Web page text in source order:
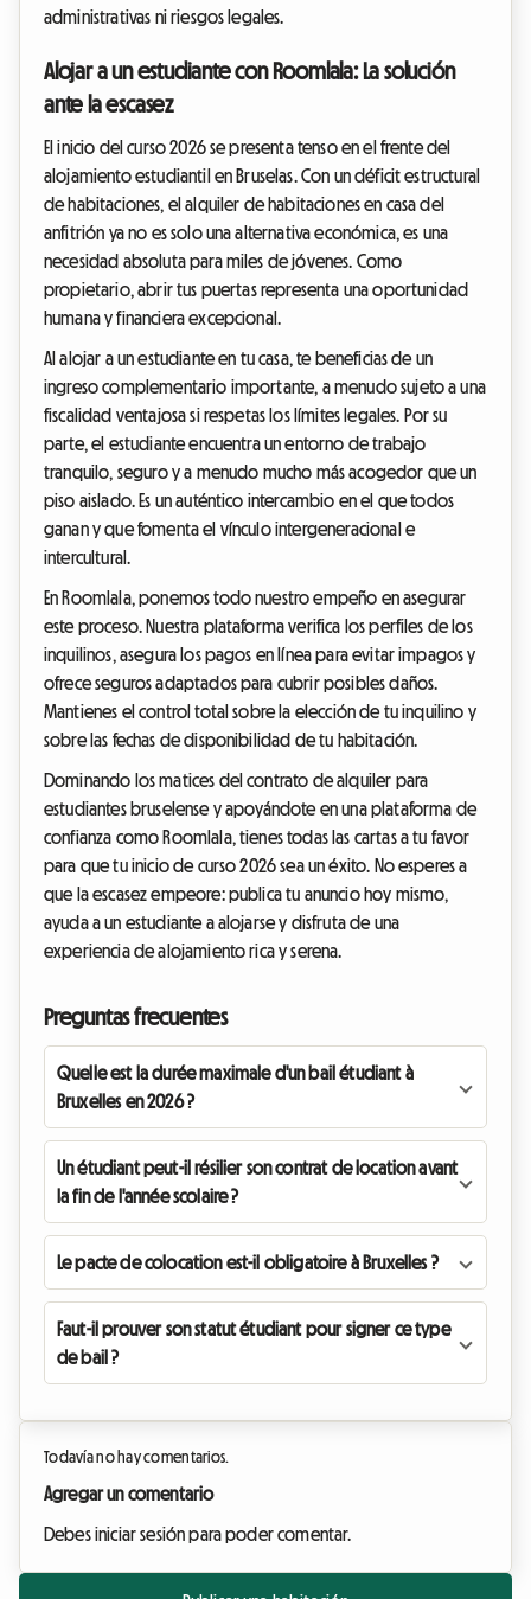
administrativas ni riesgos legales.
Alojar a un estudiante con Roomlala: La solución
ante la escasez
El inicio del curso 2026 se presenta tenso en el frente del
alojamiento estudiantil en Bruselas. Con un déficit estructural
de habitaciones, el alquiler de habitaciones en casa del
anfitrión ya no es solo una alternativa económica, es una
necesidad absoluta para miles de jóvenes. Como
propietario, abrir tus puertas representa una oportunidad
humana y financiera excepcional.
Al alojar a un estudiante en tu casa, te beneficias de un
ingreso complementario importante, a menudo sujeto a una
fiscalidad ventajosa si respetas los límites legales. Por su
parte, el estudiante encuentra un entorno de trabajo
tranquilo, seguro y a menudo mucho más acogedor que un
piso aislado. Es un auténtico intercambio en el que todos
ganan y que fomenta el vínculo intergeneracional e
intercultural.
En Roomlala, ponemos todo nuestro empeño en asegurar
este proceso. Nuestra plataforma verifica los perfiles de los
inquilinos, asegura los pagos en línea para evitar impagos y
ofrece seguros adaptados para cubrir posibles daños.
Mantienes el control total sobre la elección de tu inquilino y
sobre las fechas de disponibilidad de tu habitación.
Dominando los matices del contrato de alquiler para
estudiantes bruselense y apoyándote en una plataforma de
confianza como Roomlala, tienes todas las cartas a tu favor
para que tu inicio de curso 2026 sea un éxito. No esperes a
que la escasez empeore: publica tu anuncio hoy mismo,
ayuda a un estudiante a alojarse y disfruta de una
experiencia de alojamiento rica y serena.
Preguntas frecuentes
Quelle est la durée maximale d'un bail étudiant à
Bruxelles en 2026 ?
Un étudiant peut-il résilier son contrat de location avant
la fin de l'année scolaire ?
Le pacte de colocation est-il obligatoire à Bruxelles ?
Faut-il prouver son statut étudiant pour signer ce type
de bail ?
Todavía no hay comentarios.
Agregar un comentario
Debes iniciar sesión para poder comentar.